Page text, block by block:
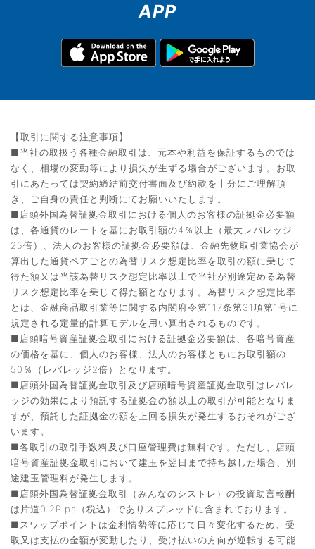
APP
【取引に関する注意事項】
■当社の取扱う各種金融取引は、元本や利益を保証するものでは
なく、相場の変動等により損失が生ずる場合がございます。お取
引にあたっては契約締結前交付書面及び約款を十分にご理解頂
き、ご自身の責任と判断にてお願いいたします。
■店頭外国為替証拠金取引における個人のお客様の証拠金必要額
は、各通貨のレートを基にお取引額の4％以上（最大レバレッジ
25倍）、法人のお客様の証拠金必要額は、金融先物取引業協会が
算出した通貨ペアごとの為替リスク想定比率を取引の額に乗じて
得た額又は当該為替リスク想定比率以上で当社が別途定める為替
リスク想定比率を乗じて得た額となります。為替リスク想定比率
とは、金融商品取引業等に関する内閣府令第117条第31項第1号に
規定される定量的計算モデルを用い算出されるものです。
■店頭暗号資産証拠金取引における証拠金必要額は、各暗号資産
の価格を基に、個人のお客様、法人のお客様ともにお取引額の
50％（レバレッジ2倍）となります。
■店頭外国為替証拠金取引及び店頭暗号資産証拠金取引はレバレ
ッジの効果により預託する証拠金の額以上の取引が可能となりま
すが、預託した証拠金の額を上回る損失が発生するおそれがござ
います。
■各取引の取引手数料及び口座管理費は無料です。ただし、店頭
暗号資産証拠金取引において建玉を翌日まで持ち越した場合、別
途建玉管理料が発生します。
■店頭外国為替証拠金取引（みんなのシストレ）の投資助言報酬
は片道0.2Pips（税込）でありスプレッドに含まれております。
■スワップポイントは金利情勢等に応じて日々変化するため、受
取又は支払の金額が変動したり、受け払いの方向が逆転する可能